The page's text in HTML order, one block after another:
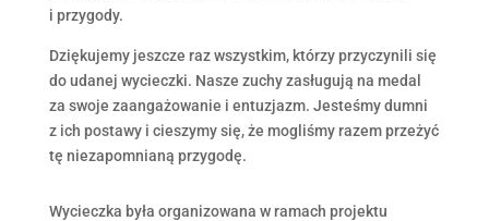
i przygody.
Dziękujemy jeszcze raz wszystkim, którzy przyczynili się
do udanej wycieczki. Nasze zuchy zasługują na medal
za swoje zaangażowanie i entuzjazm. Jesteśmy dumni
z ich postawy i cieszymy się, że mogliśmy razem przeżyć
tę niezapomnianą przygodę.
Wycieczka była organizowana w ramach projektu